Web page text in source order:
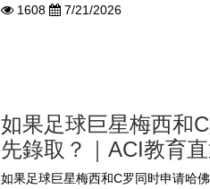
1608
7/21/2026
如果足球巨星梅西和
先錄取？｜ACI教育
如果足球巨星梅西和C罗同时申请哈